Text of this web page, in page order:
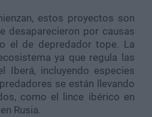
estos proyectos son
desaparecieron por causas
el de depredador tope. La
ya que regula las
incluyendo especies
se están llevando
como el lince ibérico en
Rusia.